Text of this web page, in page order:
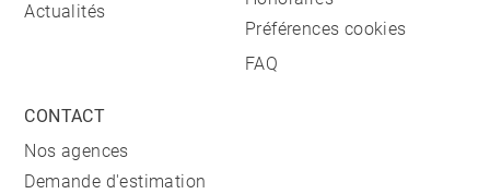
Actualités
Préférences cookies
FAQ
CONTACT
Nos agences
Demande d'estimation